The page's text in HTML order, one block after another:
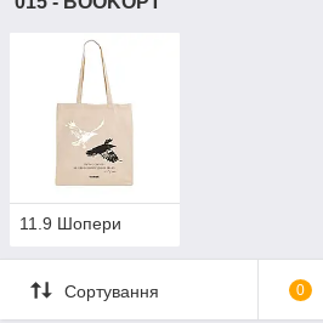
11.9 Шопери
Сортування 0